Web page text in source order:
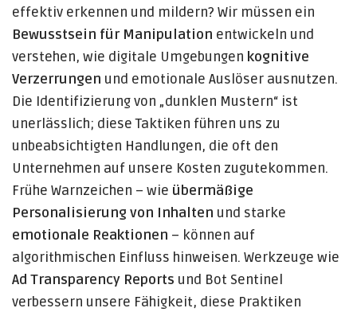
effektiv erkennen und mildern? Wir müssen ein
Bewusstsein für Manipulation entwickeln und
verstehen, wie digitale Umgebungen kognitive
Verzerrungen und emotionale Auslöser ausnutzen.
Die Identifizierung von „dunklen Mustern“ ist
unerlässlich; diese Taktiken führen uns zu
unbeabsichtigten Handlungen, die oft den
Unternehmen auf unsere Kosten zugutekommen.
Frühe Warnzeichen – wie übermäßige
Personalisierung von Inhalten und starke
emotionale Reaktionen – können auf
algorithmischen Einfluss hinweisen. Werkzeuge wie
Ad Transparency Reports und Bot Sentinel
verbessern unsere Fähigkeit, diese Praktiken